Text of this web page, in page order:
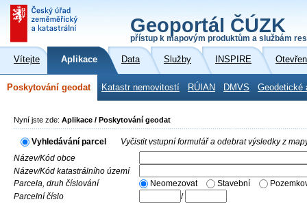
Geoportál ČÚZK
přístup k mapovým produktům a službám
Vítejte Aplikace Data Služby INSPIRE
Poskytování geodat Katastr nemovitostí RÚIAN DMVS Geodetické
Nyní jste zde: Aplikace / Poskytování geodat
Vyhledávání parcel
Vyčistit vstupní formulář a odebrat výsledky z
Název/Kód obce
Název/Kód katastrálního území
Parcela, druh číslování
Neomezovat Stavební
Parcelní číslo
/